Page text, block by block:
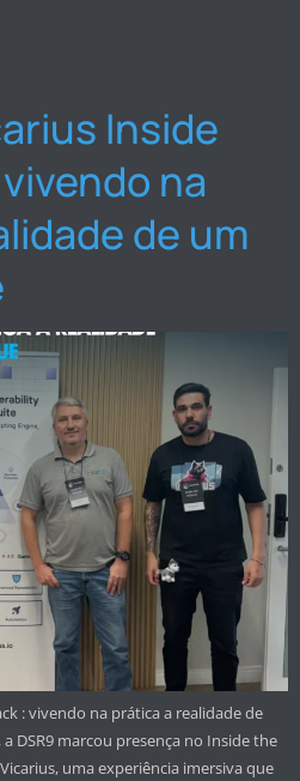
Inside
na
de um
: vivendo na prática a realidade de
DSR9 marcou presença no Inside the
uma experiência imersiva que